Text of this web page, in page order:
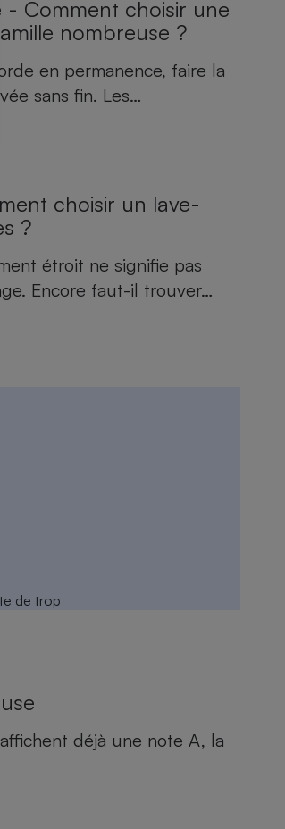
Comment choisir une
nombreuse ?
en permanence, faire la
sans fin. Les…
choisir un lave-
?
étroit ne signifie pas
Encore faut-il trouver…
déjà une note A, la